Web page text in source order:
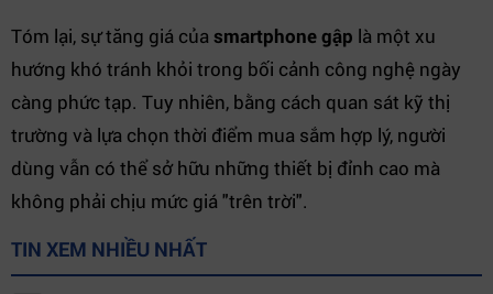
Tóm lại, sự tăng giá của smartphone gập là một xu
hướng khó tránh khỏi trong bối cảnh công nghệ ngày
càng phức tạp. Tuy nhiên, bằng cách quan sát kỹ thị
trường và lựa chọn thời điểm mua sắm hợp lý, người
dùng vẫn có thể sở hữu những thiết bị đỉnh cao mà
không phải chịu mức giá "trên trời".
TIN XEM NHIỀU NHẤT